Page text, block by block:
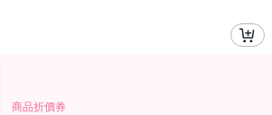
商品折價券